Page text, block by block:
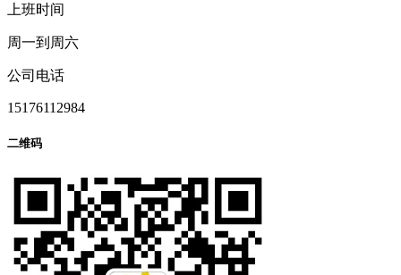
上班时间
周一到周六
公司电话
15176112984
二维码